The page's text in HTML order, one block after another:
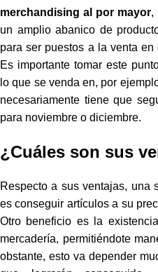
merchandising al por mayor,
un amplio abanico de
para ser puestos a la venta
Es importante tomar este
lo que se venda en, por
necesariamente tiene que
para noviembre o diciembre.
¿Cuáles son sus
Respecto a sus ventajas, una
es conseguir artículos a su
Otro beneficio es la
mercadería, permitiéndote
obstante, esto va depender